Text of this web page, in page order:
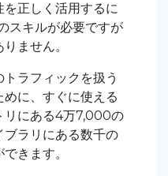
正しく活用するに
スキルが必要ですが
ません。
ラフィックを扱う
に、すぐに使える
リにある4万7,000の
ブラリにある数千の
きます。